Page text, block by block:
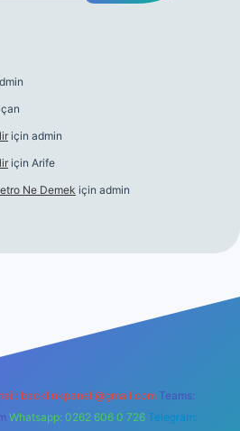
için admin
için Arife
Ne Demek için admin
backlinkpaneli@gmail.com Teams:
Whatsapp: 0262 606 0 726 Telegram: